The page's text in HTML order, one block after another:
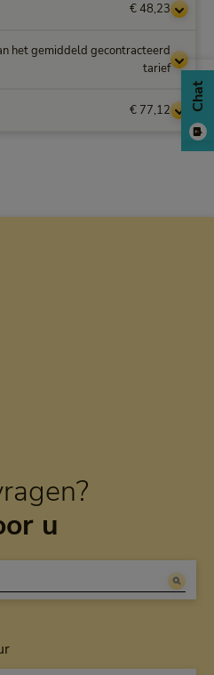
€ 48,23
het gemiddeld gecontracteerd
tarief
€ 77,12
u
Maandag tot en met vrijdag
Chat